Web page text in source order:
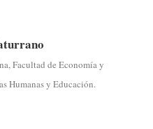
Facultad de Economía y
Humanas y Educación.